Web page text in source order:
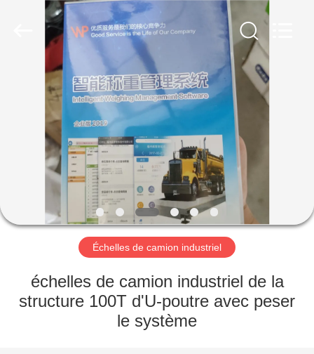
MAISON
PRODUITS
SUJET
DE
NOUS
VISITE
D'USINE
Échelles de camion industriel
échelles de camion industriel de la
structure 100T d'U-poutre avec peser
le système